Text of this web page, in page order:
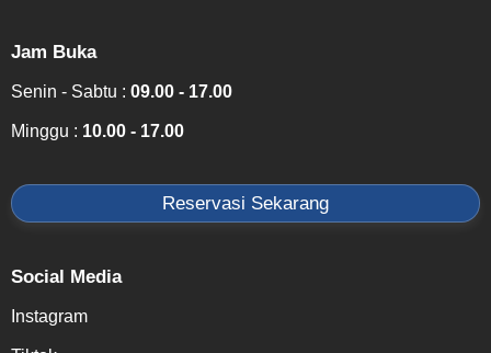
Jam Buka
Senin - Sabtu : 09.00 - 17.00
Minggu : 10.00 - 17.00
Reservasi Sekarang
Social Media
Instagram